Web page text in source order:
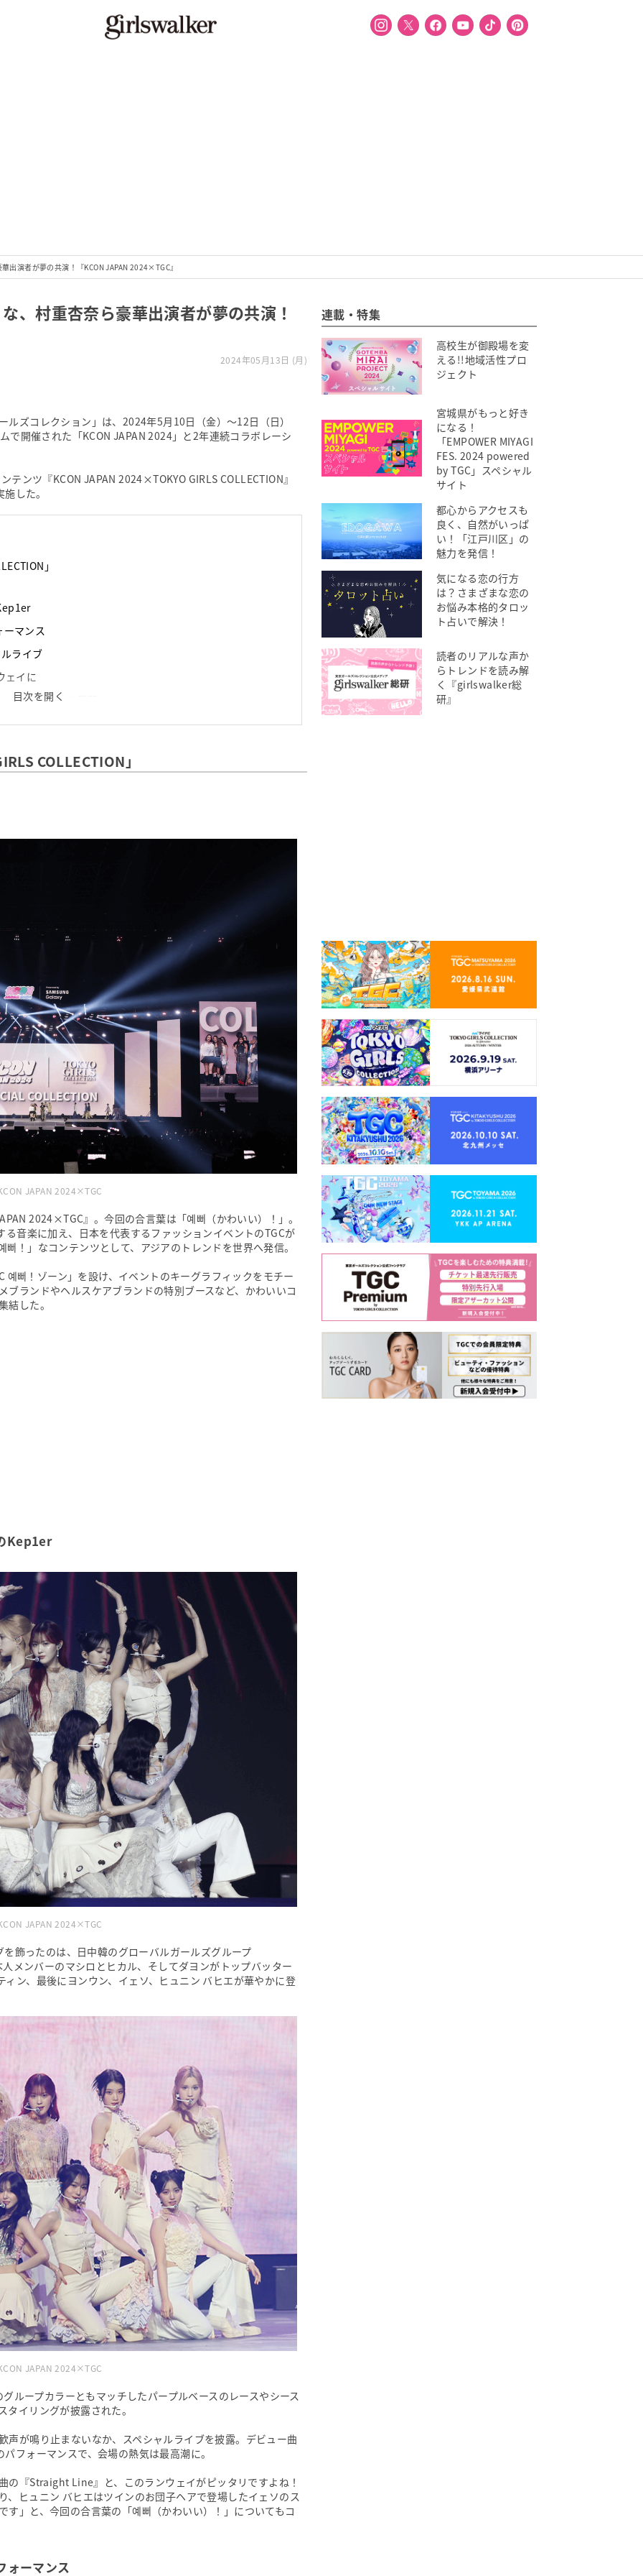
出演者が夢の共演！『KCON JAPAN 2024×TGC』
、村重杏奈ら豪華出演者が夢の共演！
2024年05月13日 (月)
ズコレクション」は、2024年5月10日（金）〜12日（日）
で開催された「KCON JAPAN 2024」と2年連続コラボレーシ
ンツ『KCON JAPAN 2024×TOKYO GIRLS COLLECTION』
した。
」
ーマンス
ライブ
ェイに
ースエリアを展開
目次を開く
COLLECTION」
JAPAN 2024×TGC
2024×TGC』。今回の合言葉は「예뻐（かわいい）！」。
⾳楽に加え、日本を代表するファッションイベントのTGCが
！」なコンテンツとして、アジアのトレンドを世界へ発信。
뻐！ゾーン」を設け、イベントのキーグラフィックをモチー
ランドやヘルスケアブランドの特別ブースなど、かわいいコ
結した。
Kep1er
JAPAN 2024×TGC
飾ったのは、日中韓のグローバルガールズグループ
メンバーのマシロとヒカル、そしてダヨンがトップバッター
ン、最後にヨンウン、イェソ、ヒュニン バヒエが華やかに登
JAPAN 2024×TGC
ループカラーともマッチしたパープルベースのレースやシース
イリングが披露された。
声が鳴り止まないなか、スペシャルライブを披露。デビュー曲
フォーマンスで、会場の熱気は最高潮に。
の『Straight Line』と、このランウェイがピッタリですよね！
、ヒュニン バヒエはツインのお団子ヘアで登場したイェソのス
」と、今回の合言葉の「예뻐（かわいい）！」についてもコ
ォーマンス
連載・特集
高校生が御殿場を変
える!!地域活性プロ
ジェクト
宮城県がもっと好き
になる！
「EMPOWER MIYAGI
FES. 2024 powered
by TGC」スペシャル
サイト
都心からアクセスも
良く、自然がいっぱ
い！「江戸川区」の
魅力を発信！
気になる恋の行方
は？さまざまな恋の
お悩み本格的タロッ
ト占いで解決！
読者のリアルな声か
らトレンドを読み解
く『girlswalker総
研』